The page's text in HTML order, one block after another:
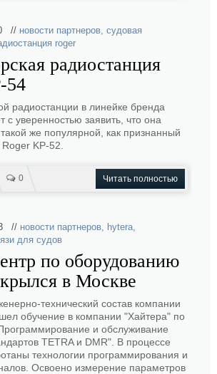
// новости партнеров, судовая
roger
радиостанция
54
радиостанции в линейке бренда
с уверенностью заявить, что она
же популярной, как признанный
KP-52.
0 Читать полностью
// новости партнеров, hytera,
для судов
по оборудованию
в Москве
технический состав компании
обучение в компании "Хайтера" по
и обслуживание
TETRA и DMR". В процессе
технологии программирования и
Освоено измерение параметров